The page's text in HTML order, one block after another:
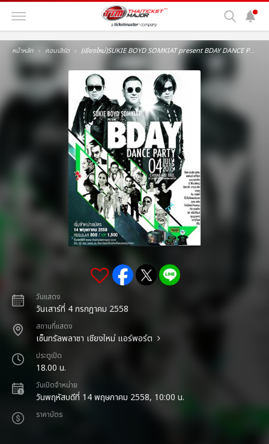
หน้าหลัก คอนเสิร์ต (เชียงใหม่)SUKIE BOYD SOMKIAT present BDAY DANCE PARTY CHIANG MAI
วันแสดง
วันเสาร์ที่ 4 กรกฎาคม 2558
สถานที่แสดง
เซ็นทรัลพลาซา เชียงใหม่ แอร์พอร์ต
ประตูเปิด
18.00 น.
วันเปิดจำหน่าย
วันพฤหัสบดีที่ 14 พฤษภาคม 2558, 10:00 น.
ราคาบัตร